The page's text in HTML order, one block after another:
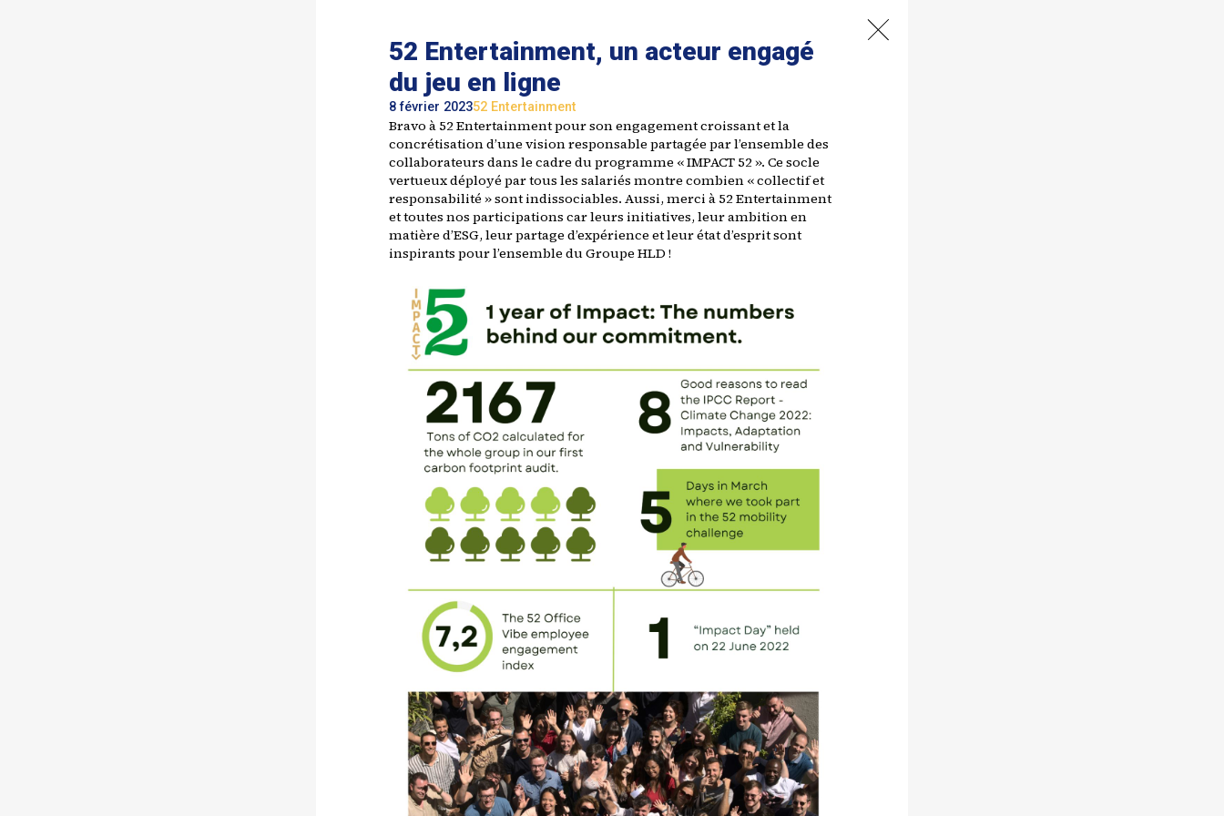
52 Entertainment, un acteur engagé
du jeu en ligne
8 février 202352 Entertainment
Bravo à 52 Entertainment pour son engagement croissant et la
concrétisation d’une vision responsable partagée par l’ensemble des
collaborateurs dans le cadre du programme « IMPACT 52 ». Ce socle
vertueux déployé par tous les salariés montre combien « collectif et
responsabilité » sont indissociables. Aussi, merci à 52 Entertainment
et toutes nos participations car leurs initiatives, leur ambition en
matière d’ESG, leur partage d’expérience et leur état d’esprit sont
inspirants pour l’ensemble du Groupe HLD !